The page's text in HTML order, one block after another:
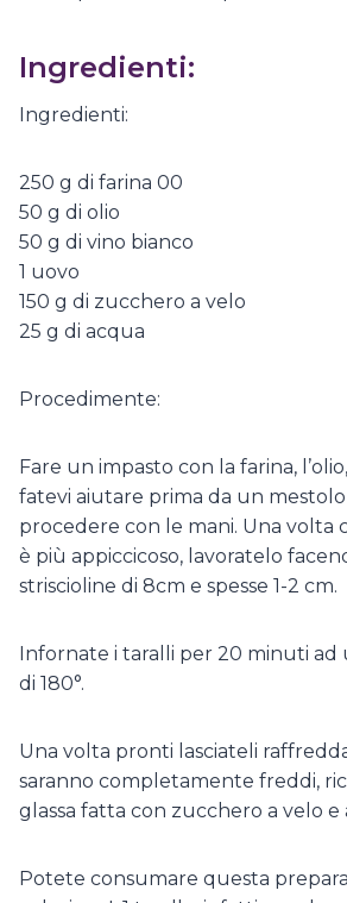
Ingredienti:
Ingredienti:
250 g di farina 00
50 g di olio
50 g di vino bianco
1 uovo
150 g di zucchero a velo
25 g di acqua
Procedimente:
Fare un impasto con la farina,
fatevi aiutare prima da un
procedere con le mani. Una volta
è più appiccicoso, lavoratelo
striscioline di 8cm e spesse 1-2 cm.
Infornate i taralli per 20 minuti ad
di 180°.
Una volta pronti lasciateli
saranno completamente freddi,
glassa fatta con zucchero a velo e
Potete consumare questa